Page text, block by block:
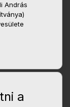
András
a